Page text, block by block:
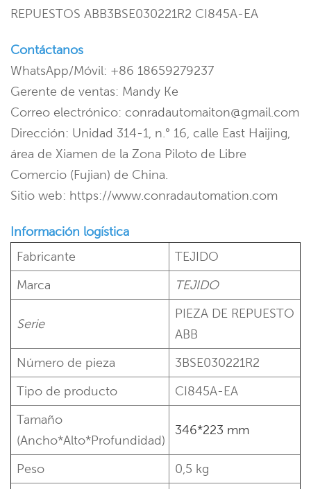
REPUESTOS ABB3BSE030221R2 CI845A-EA
Contáctanos
WhatsApp/Móvil: +86 18659279237
Gerente de ventas: Mandy Ke
Correo electrónico: conradautomaiton@gmail.com
Dirección: Unidad 314-1, n.° 16, calle East Haijing,
área de Xiamen de la Zona Piloto de Libre
Comercio (Fujian) de China.
Sitio web: https://www.conradautomation.com
Información logística
Fabricante
TEJIDO
Marca
TEJIDO
Serie
PIEZA DE REPUESTO
ABB
Número de pieza
3BSE030221R2
Tipo de producto
CI845A-EA
Tamaño
(Ancho*Alto*Profundidad)
346*223 mm
Peso 0,5 kg